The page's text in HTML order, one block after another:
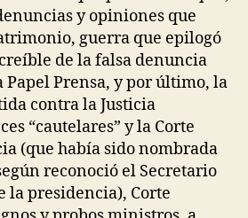
y opiniones que
guerra que epilogó
de la falsa denuncia
Papel Prensa, y por último, la
contra la Justicia
“cautelares” y la Corte
(que había sido nombrada
reconoció el Secretario
la presidencia), Corte